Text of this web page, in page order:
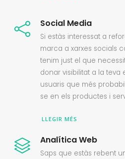
Social Media
Si estàs interessat a
marca a xarxes socials
tenim just el que
donar visibilitat a la teva
usuaris que més
se en els productes i
LLEGIR MÉS
Analítica Web
Saps que estàs rebent